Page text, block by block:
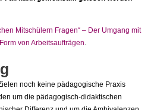
Mitschülern Fragen“ – Der Umgang mit
von Arbeitsaufträgen.
noch keine pädagogische Praxis
um die pädagogisch-didaktischen